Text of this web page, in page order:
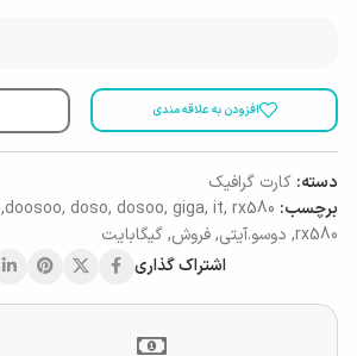
افزودن به علاقه مندی
دسته: کارت گرافیک
برچسب:
doosoo, doso, dosoo, giga, it, rx580
,
rx580
, دوسو.آیتی,فروش,گیگابایت
اشتراک گذاری